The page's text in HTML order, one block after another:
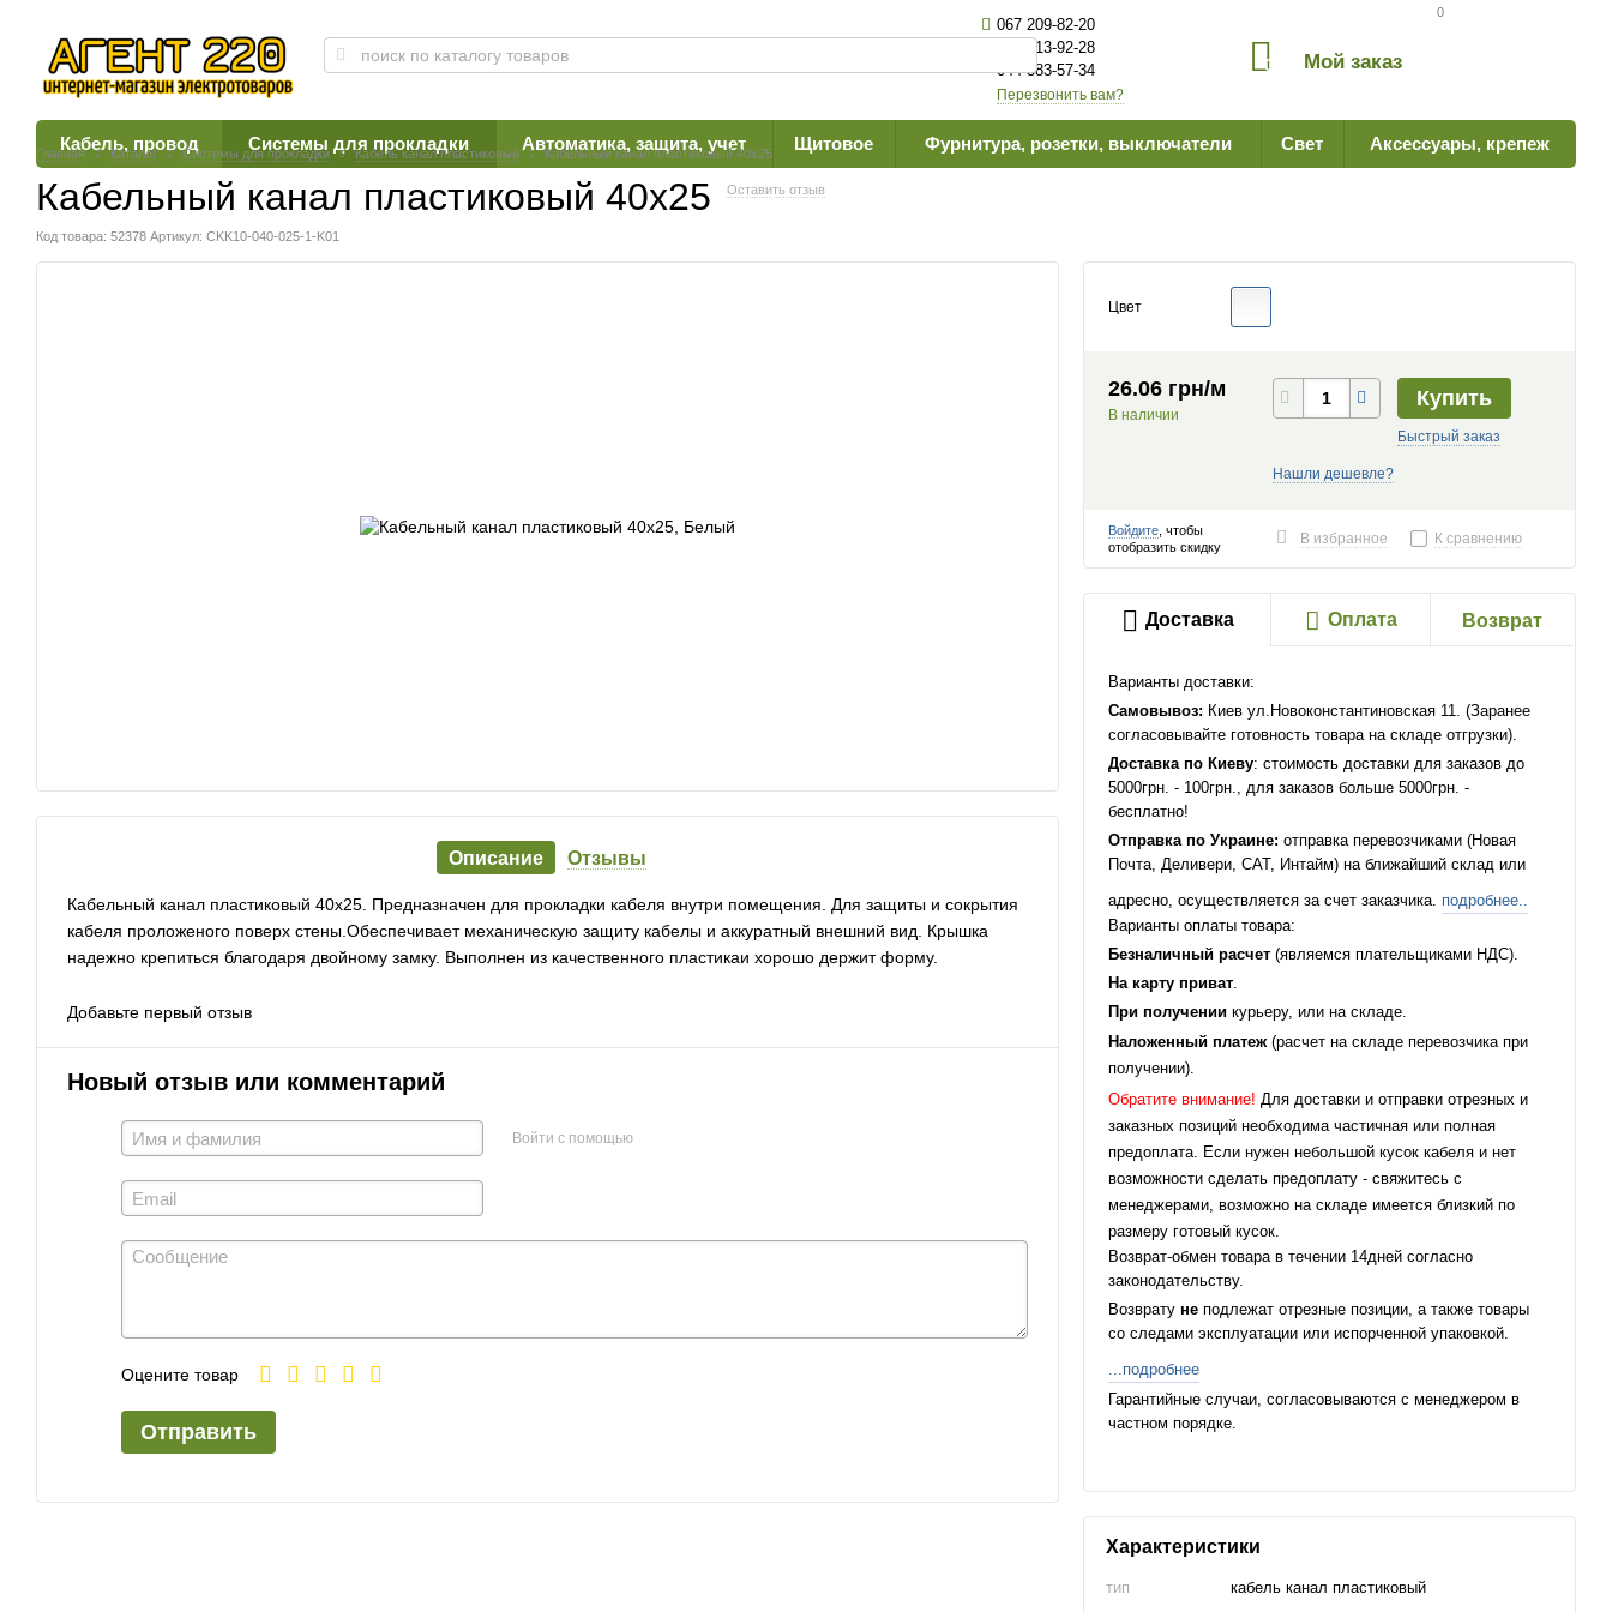
0
067 209-82-20
063 613-92-28
044 383-57-34
Перезвонить вам?
0 Мой заказ
Кабель, провод Системы для прокладки Автоматика, защита, учет Щитовое Фурнитура, розетки, выключатели Свет Аксессуары, крепеж
Главная Каталог Системы для прокладки Кабель канал пластиковый Кабельный канал пластиковый 40х25
Кабельный канал пластиковый 40х25 Оставить отзыв
Код товара: 52378 Артикул: CKK10-040-025-1-K01
Описание Отзывы
Кабельный канал пластиковый 40х25. Предназначен для прокладки кабеля внутри помещения. Для защиты и сокрытия
кабеля проложеного поверх стены.Обеспечивает механическую защиту кабелы и аккуратный внешний вид. Крышка
надежно крепиться благодаря двойному замку. Выполнен из качественного пластикаи хорошо держит форму.
Добавьте первый отзыв
Новый отзыв или комментарий
Войти с помощью
Оцените товар
Отправить
Цвет
26.06 грн/м
В наличии
Купить
Быстрый заказ
Нашли дешевле?
Войдите , чтобы
отобразить скидку
В избранное К сравнению
Доставка Оплата Возврат
Варианты доставки:
Самовывоз: Киев ул.Новоконстантиновская 11. (Заранее
согласовывайте готовность товара на складе отгрузки).
Доставка по Киеву: стоимость доставки для заказов до
5000грн. - 100грн., для заказов больше 5000грн. -
бесплатно!
Отправка по Украине: отправка перевозчиками (Новая
Почта, Деливери, САТ, Интайм) на ближайший склад или
адресно, осуществляется за счет заказчика. подробнее..
Варианты оплаты товара:
Безналичный расчет (являемся плательщиками НДС).
На карту приват.
При получении курьеру, или на складе.
Наложенный платеж(расчет на складе перевозчика при
получении).
Обратите внимание! Для доставки и отправки отрезных и
заказных позиций необходима частичная или полная
предоплата. Если нужен небольшой кусок кабеля и нет
возможности сделать предоплату - свяжитесь с
менеджерами, возможно на складе имеется близкий по
размеру готовый кусок.
Возврат-обмен товара в течении 14дней согласно
законодательству.
Возвратуне подлежат отрезные позиции, а также товары
со следами эксплуатации или испорченной упаковкой.
...подробнее
Гарантийные случаи, согласовываются с менеджером в
частном порядке.
Характеристики
тип
кабель канал пластиковый